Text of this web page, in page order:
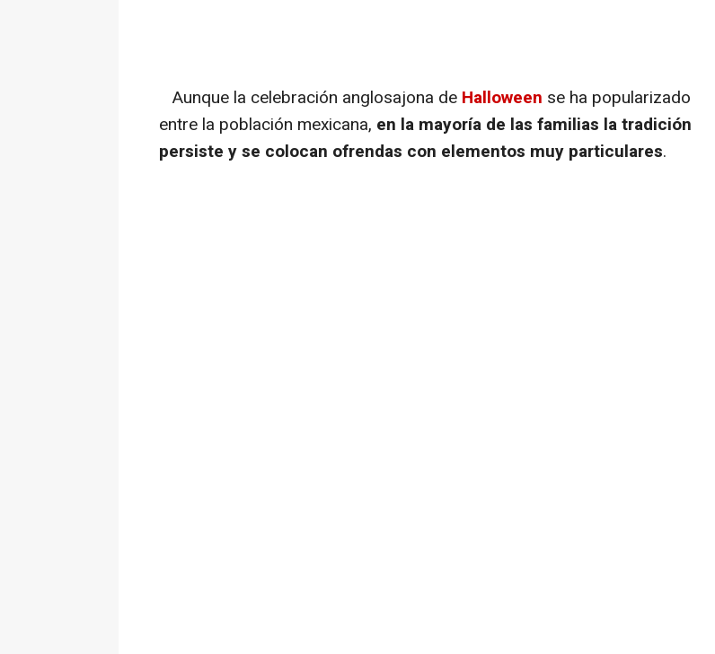
Aunque la celebración anglosajona de Halloween se ha popularizado
entre la población mexicana, en la mayoría de las familias la tradición
persiste y se colocan ofrendas con elementos muy particulares.